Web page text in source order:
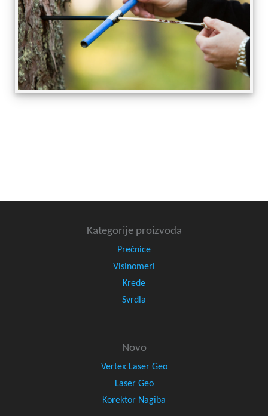
Kategorije proizvoda
Prečnice
Visinomeri
Krede
Svrdla
Novo
Vertex Laser Geo
Laser Geo
Korektor Nagiba